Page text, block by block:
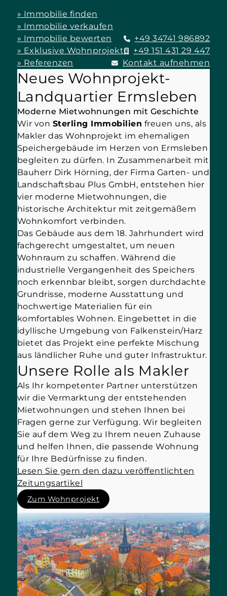
» Immobilie finden
» Immobilie verkaufen
» Immobilie bewerten
» Exklusive Wohnprojekte
» Referenzen
+49 34741 986892
+49 151 431 29 447
Kontakt aufnehmen
Neues Wohnprojekt-
Landquartier Ermsleben
Moderne Mietwohnungen mit Geschichte
Wir von Sterling Immobilien freuen uns, als
Makler das Wohnprojekt im ehemaligen
Speichergebäude im Herzen von Ermsleben
begleiten zu dürfen. In Zusammenarbeit mit
Bauherr Dirk Hörning, der Firma Garten- und
Landschaftsbau Plus GmbH, entstehen hier
vier moderne Mietwohnungen, die
historische Architektur mit zeitgemäßem
Wohnkomfort verbinden.
Das Gebäude aus dem 18. Jahrhundert wird
fachgerecht umgestaltet, um neuen
Wohnraum zu schaffen. Während die
industrielle Vergangenheit des Speichers
noch erkennbar bleibt, sorgen durchdachte
Grundrisse, moderne Ausstattung und
hochwertige Materialien für ein
komfortables Wohnen. Eingebettet in die
idyllische Umgebung von Falkenstein/Harz
bietet das Projekt eine perfekte Mischung
aus ländlicher Ruhe und guter Infrastruktur.
Unsere Rolle als Makler
Als Ihr kompetenter Partner unterstützen
wir die Vermarktung der entstehenden
Mietwohnungen und stehen Ihnen bei
Fragen gerne zur Verfügung. Wir begleiten
Sie auf dem Weg zu Ihrem neuen Zuhause
und helfen Ihnen, die passende Wohnung
für Ihre Bedürfnisse zu finden.
Lesen Sie gern den dazu veröffentlichten
Zeitungsartikel
Zum Wohnprojekt